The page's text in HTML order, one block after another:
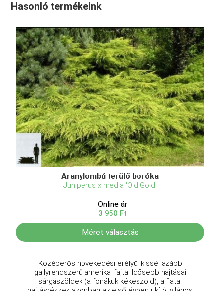
Hasonló termékeink
Aranylombú terülő boróka
Juniperus x media 'Old Gold'
Online ár
3 950 Ft
Méret választás
Középerős növekedési erélyű, kissé lazább
gallyrendszerű amerikai fajta. Idősebb hajtásai
sárgászöldek (a fonákuk kékeszöld), a fiatal